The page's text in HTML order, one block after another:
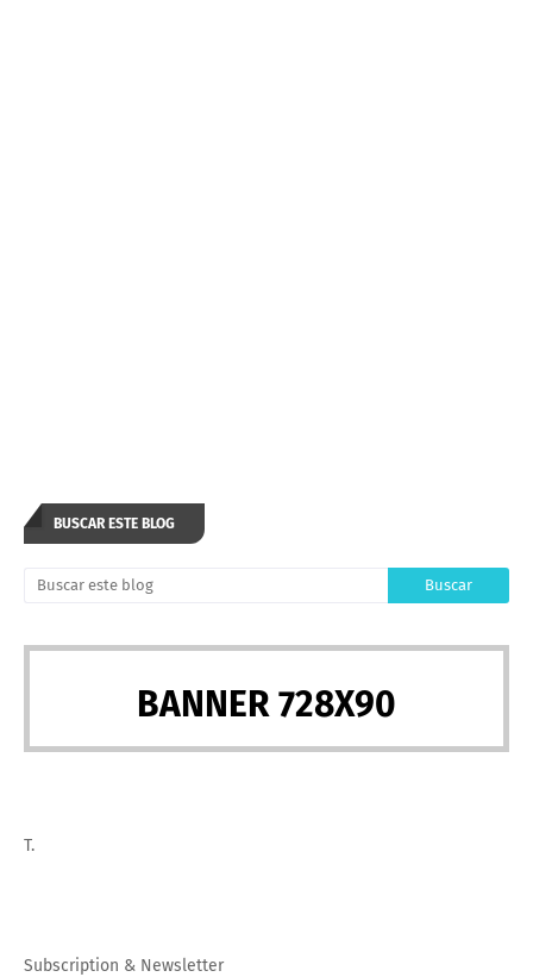
BUSCAR ESTE BLOG
BANNER 728X90
T.
Subscription & Newsletter